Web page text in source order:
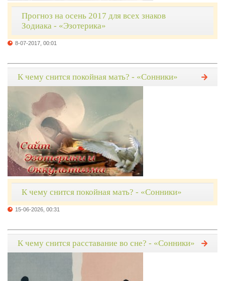
Прогноз на осень 2017 для всех знаков
Зодиака - «Эзотерика»
8-07-2017, 00:01
К чему снится покойная мать? - «Сонники»
К чему снится покойная мать? - «Сонники»
15-06-2026, 00:31
К чему снится расставание во сне? - «Сонники»